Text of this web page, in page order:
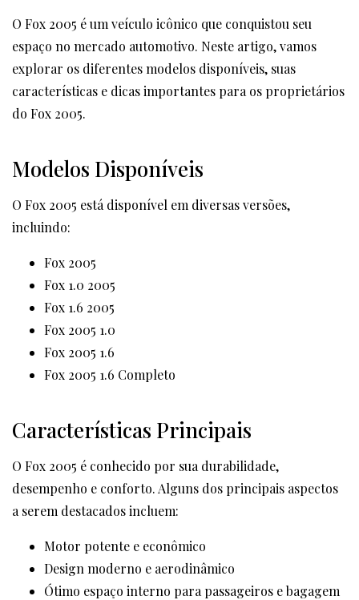
O Fox 2005 é um veículo icônico que conquistou seu
espaço no mercado automotivo. Neste artigo, vamos
explorar os diferentes modelos disponíveis, suas
características e dicas importantes para os proprietários
do Fox 2005.
Modelos Disponíveis
O Fox 2005 está disponível em diversas versões,
incluindo:
Fox 2005
Fox 1.0 2005
Fox 1.6 2005
Fox 2005 1.0
Fox 2005 1.6
Fox 2005 1.6 Completo
Características Principais
O Fox 2005 é conhecido por sua durabilidade,
desempenho e conforto. Alguns dos principais aspectos
a serem destacados incluem:
Motor potente e econômico
Design moderno e aerodinâmico
Ótimo espaço interno para passageiros e bagagem